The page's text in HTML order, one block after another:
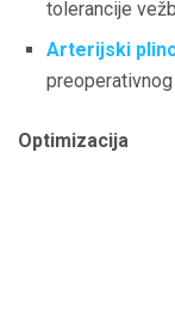
tolerancije
Arterijski
Optimizacija